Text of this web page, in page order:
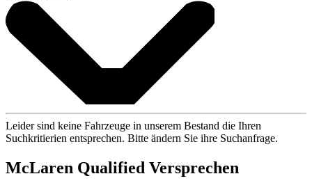
Leider sind keine Fahrzeuge in unserem Bestand die Ihren
Suchkritierien entsprechen. Bitte ändern Sie ihre Suchanfrage.
McLaren Qualified Versprechen